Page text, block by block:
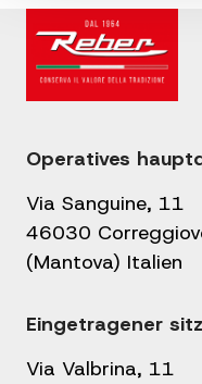
Operatives
Via Sanguine, 11
46030
(Mantova) Italien
Eingetragener sitz
Via Valbrina, 11